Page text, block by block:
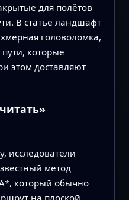
для полётов
В статье ландшафт
головоломка,
которые
этом доставляют
исследователи
метод
который обычно